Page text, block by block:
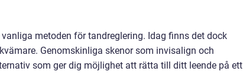
metoden för tandreglering. Idag finns det dock
Genomskinliga skenor som invisalign och
som ger dig möjlighet att rätta till ditt leende på ett